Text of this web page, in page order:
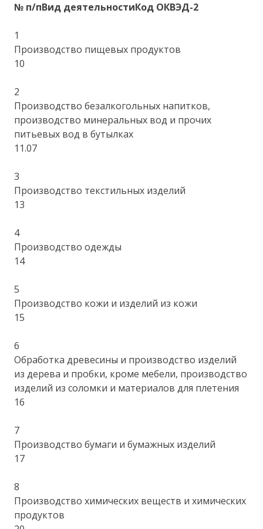
№ п/пВид деятельностиКод ОКВЭД-2
1
Производство пищевых продуктов
10
2
Производство безалкогольных напитков,
производство минеральных вод и прочих
питьевых вод в бутылках
11.07
3
Производство текстильных изделий
13
4
Производство одежды
14
5
Производство кожи и изделий из кожи
15
6
Обработка древесины и производство изделий
из дерева и пробки, кроме мебели, производство
изделий из соломки и материалов для плетения
16
7
Производство бумаги и бумажных изделий
17
8
Производство химических веществ и химических
продуктов